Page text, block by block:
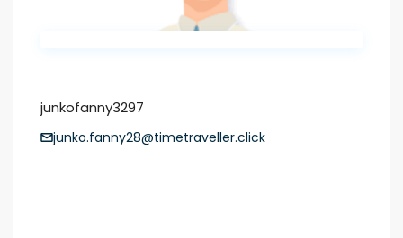
junkofanny3297
junko.fanny28@timetraveller.click